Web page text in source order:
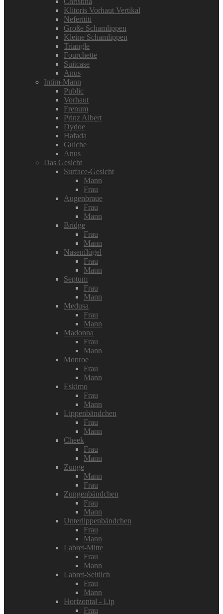
Klitoris Vorhaut Vertikal
Neferititi
Große Schamlippen
Kleine Schamlippen
Triangle
Fourchette
Suitcase
Anus
Intim-Mann
Public
Vorhaut
Frenum
Prinz Albert
Dydoe
Hafada
Guiche
Anus
Das Gesicht
Surface-Gesicht
Mann
Frau
Augenbraue
Frau
Mann
Bridge
Frau
Mann
Nasenflügel
Frau
Mann
Septum
Frau
Mann
Medusa
Frau
Mann
Madonna
Frau
Mann
Monroe
Frau
Mann
Eskimo
Frau
Mann
Lippenbändchen
Frau
Mann
Cheek
Frau
Mann
Zunge
Mann
Frau
Zungenbändchen
Frau
Mann
Unterlippenbändchen
Frau
Mann
Labret-Mitte
Frau
Mann
Labret-Seitlich
Frau
Mann
Horizontal - Lip
Frau